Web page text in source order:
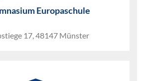
Europaschule
17, 48147 Münster